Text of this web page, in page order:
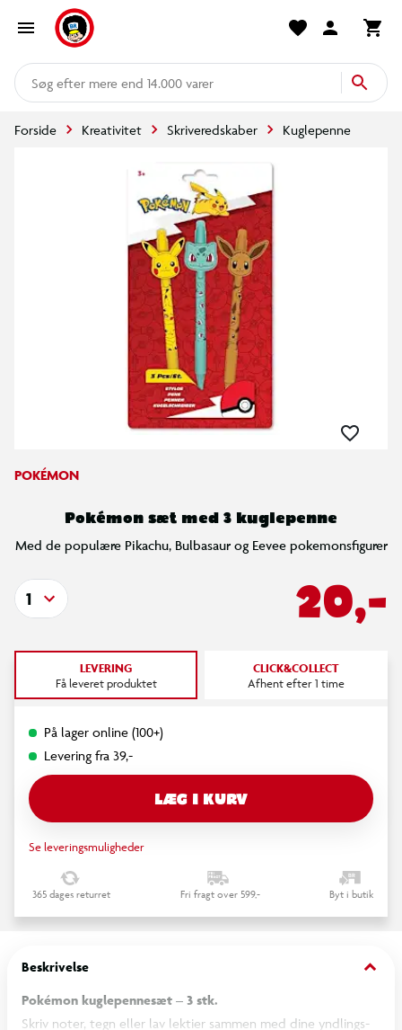
mere end 14.000 varer
Forside Kreativitet Skriveredskaber Kuglepenne
POKÉMON
Pokémon sæt med 3 kuglepenne
Med de populære Pikachu, Bulbasaur og Eevee pokemonsfigurer
20,-
1
LEVERING
Få leveret produktet
CLICK&COLLECT
Afhent efter 1 time
På lager online (100+)
Levering fra 39,-
LÆG I KURV
Se leveringsmuligheder
365 dages returret Fri fragt over 599,- Byt i butik
Beskrivelse keyboard_arrow_down
Pokémon kuglepennesæt – 3 stk.
Skriv noter, tegn eller lav lektier sammen med dine yndlings-